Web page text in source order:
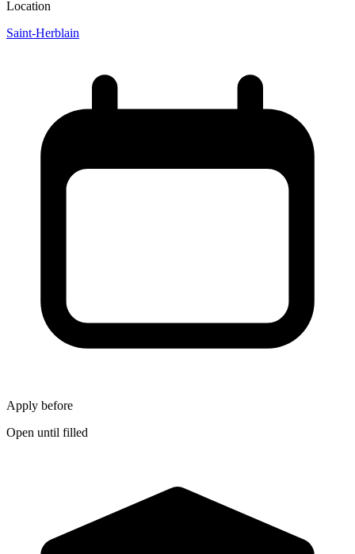
Location
Saint-Herblain
Apply before
Open until filled